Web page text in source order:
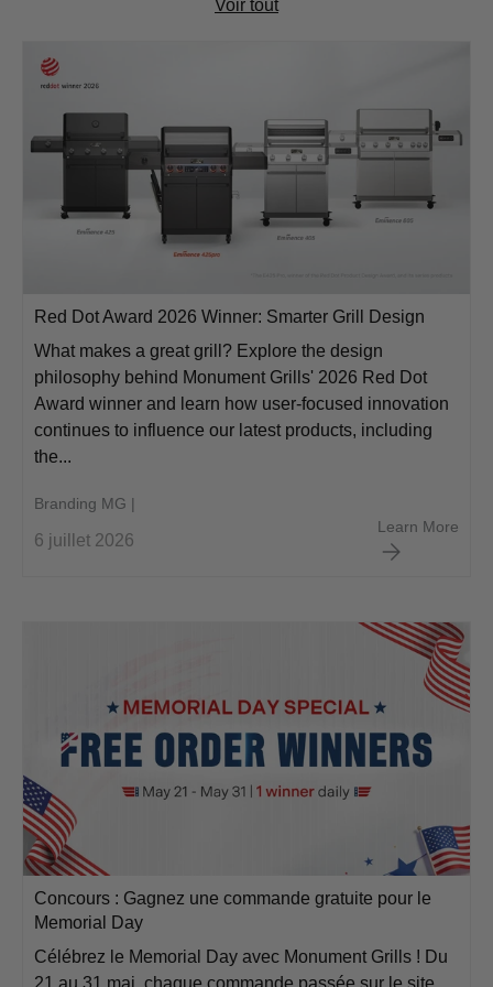
Voir tout
Red Dot Award 2026 Winner: Smarter Grill Design
What makes a great grill? Explore the design
philosophy behind Monument Grills' 2026 Red Dot
Award winner and learn how user-focused innovation
continues to influence our latest products, including
the...
Branding MG |
6 juillet 2026
Learn More
Concours : Gagnez une commande gratuite pour le
Memorial Day
Célébrez le Memorial Day avec Monument Grills ! Du
21 au 31 mai, chaque commande passée sur le site